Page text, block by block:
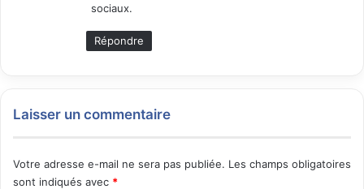
sociaux.
Répondre
Laisser un commentaire
Votre adresse e-mail ne sera pas publiée. Les champs obligatoires
sont indiqués avec *